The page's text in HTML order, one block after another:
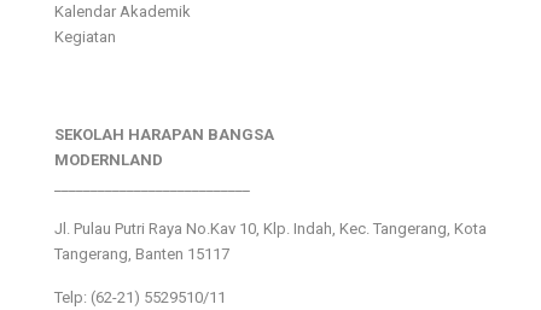
Kalendar Akademik
Kegiatan
SEKOLAH HARAPAN BANGSA
MODERNLAND
Jl. Pulau Putri Raya No.Kav 10, Klp. Indah, Kec. Tangerang, Kota
Tangerang, Banten 15117
Telp: (62-21) 5529510/11